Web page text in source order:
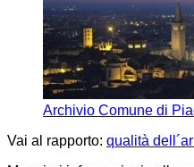
Archivio Comune di
Vai al rapporto: qualità